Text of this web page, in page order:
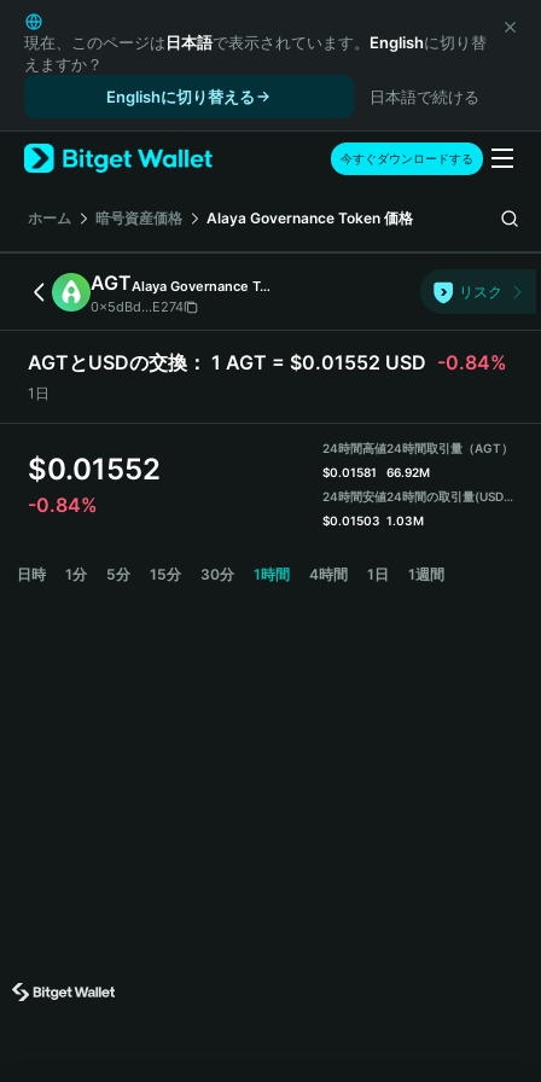
English
日本語
Tiếng Việt
Español (Latinoamérica)
Türkçe
Français
Deutsch
简体中文
繁體中文
Português (Portugal)
Bahasa Indonesia
ภาษาไทย
हिन्दी
Español
Português (Brasil)
現在、このページは日本語で表示されています。 Englishに切り替
えますか？
Englishに切り替える
日本語で続ける
今すぐダウンロードする
ホーム 暗号資産価格 Alaya Governance Token 価格
AGT
Alaya Governance Token
0x5dBd...E274
リスク
AGTとUSDの交換： 1 AGT = $0.01552 USD -0.84%
1日
$0.01552
-0.84%
24時間高値
$0.01581
24時間安値
$0.01503
24時間取引量（AGT）
66.92M
24時間の取引量(USDT)
1.03M
日時 1分 5分 15分 30分 1時間 4時間 1日 1週間